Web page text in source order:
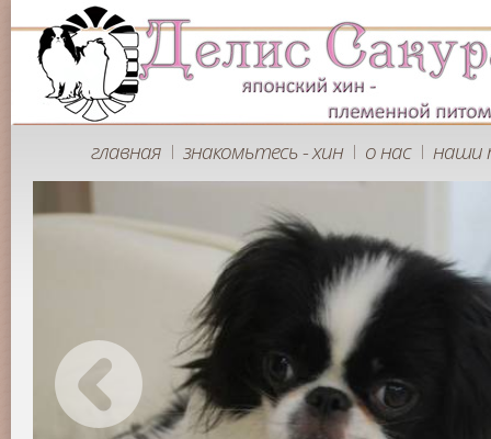
главная | знакомьтесь - хин | о нас | наши